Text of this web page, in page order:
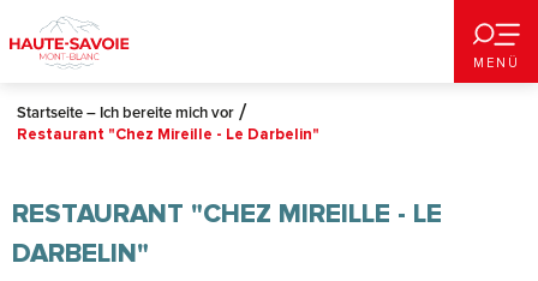
au
contenu
principal
MENÜ
Startseite – Ich bereite mich vor
Restaurant "Chez Mireille - Le Darbelin"
RESTAURANT "CHEZ MIREILLE - LE
DARBELIN"